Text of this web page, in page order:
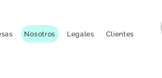
Nosotros Legales Clientes